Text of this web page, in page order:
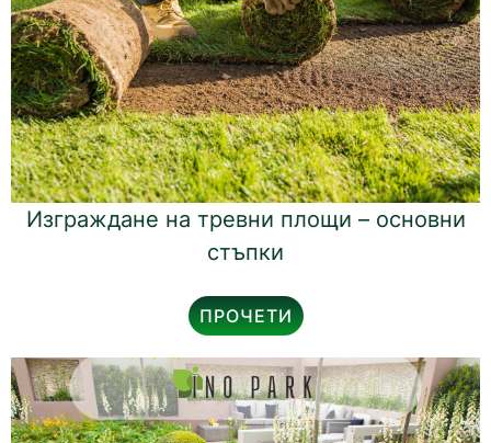
Изграждане на тревни площи – основни
стъпки
ПРОЧЕТИ